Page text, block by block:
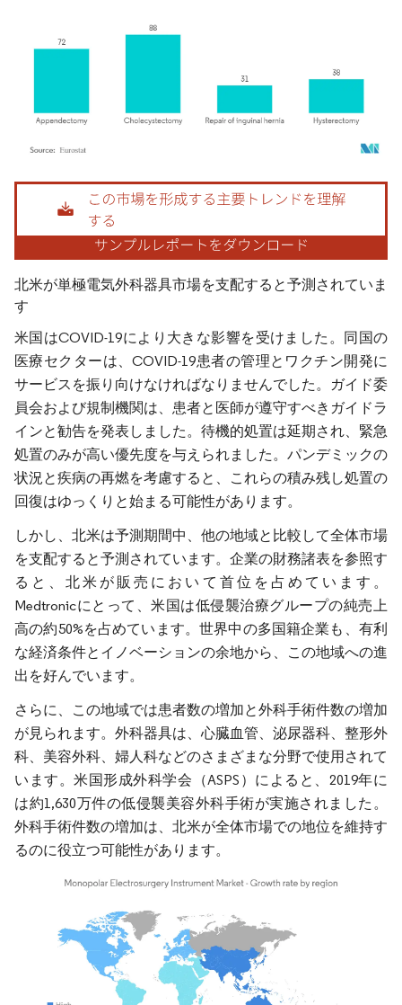
画像 © Mordor Intelligence。再利用にはCC BY 4.0の表示が必要です。
北米が単極電気外科器具市場を支配すると予測されていま
す
米国はCOVID-19により大きな影響を受けました。同国の
医療セクターは、COVID-19患者の管理とワクチン開発に
サービスを振り向けなければなりませんでした。ガイド委
員会および規制機関は、患者と医師が遵守すべきガイドラ
インと勧告を発表しました。待機的処置は延期され、緊急
処置のみが高い優先度を与えられました。パンデミックの
状況と疾病の再燃を考慮すると、これらの積み残し処置の
回復はゆっくりと始まる可能性があります。
しかし、北米は予測期間中、他の地域と比較して全体市場
を支配すると予測されています。企業の財務諸表を参照す
ると、北米が販売において首位を占めています。
Medtronicにとって、米国は低侵襲治療グループの純売上
高の約50%を占めています。世界中の多国籍企業も、有利
な経済条件とイノベーションの余地から、この地域への進
出を好んでいます。
さらに、この地域では患者数の増加と外科手術件数の増加
が見られます。外科器具は、心臓血管、泌尿器科、整形外
科、美容外科、婦人科などのさまざまな分野で使用されて
います。米国形成外科学会（ASPS）によると、2019年に
は約1,630万件の低侵襲美容外科手術が実施されました。
外科手術件数の増加は、北米が全体市場での地位を維持す
るのに役立つ可能性があります。